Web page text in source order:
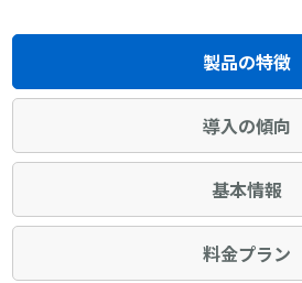
製品の特徴
導入の傾向
基本情報
料金プラン